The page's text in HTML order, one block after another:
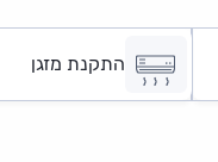
התקנת מזגן